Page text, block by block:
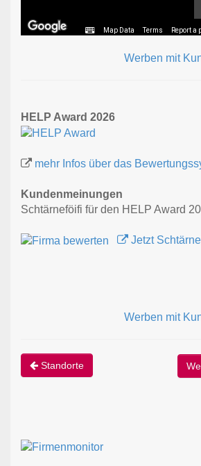
Map Data Terms Report a
Werben mit
HELP Award 2026
mehr Infos über das
Kundenmeinungen
Schtärneföifi für den HELP Award
Jetzt
Werben mit
Standorte